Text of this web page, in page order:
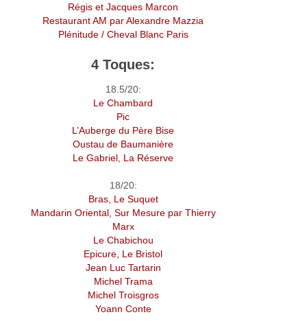
Régis et Jacques Marcon
Restaurant AM par Alexandre Mazzia
Plénitude / Cheval Blanc Paris
4 Toques:
18.5/20:
Le Chambard
Pic
L’Auberge du Père Bise
Oustau de Baumanière
Le Gabriel, La Réserve
18/20:
Bras, Le Suquet
Mandarin Oriental, Sur Mesure par Thierry
Marx
Le Chabichou
Epicure, Le Bristol
Jean Luc Tartarin
Michel Trama
Michel Troisgros
Yoann Conte